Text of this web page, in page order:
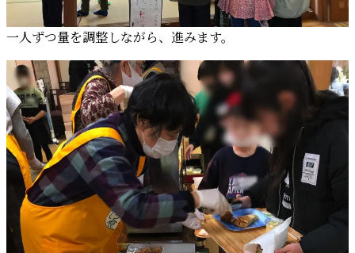
一人ずつ量を調整しながら、進みます。